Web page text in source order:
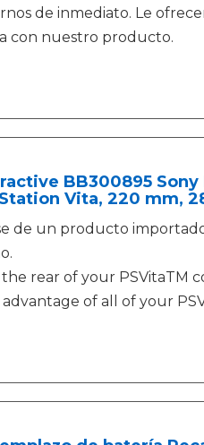
de inmediato. Le
con nuestro producto.
BB300895
Vita, 220 mm,
de un producto
rear of your PSVitaTM
of all of your